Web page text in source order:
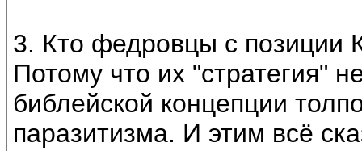
3. Кто федровцы с позиции
Потому что их "стратегия"
библейской концепции
паразитизма. И этим всё